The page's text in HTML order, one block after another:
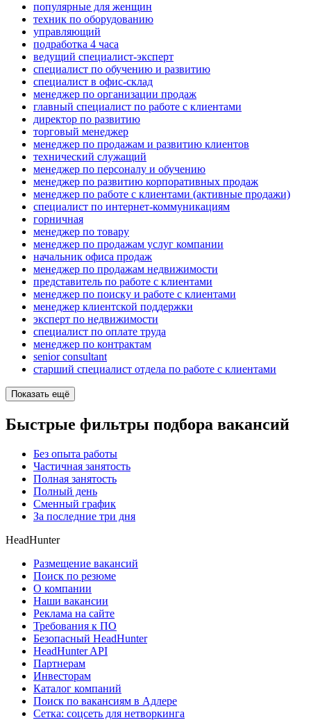
популярные для женщин
техник по оборудованию
управляющий
подработка 4 часа
ведущий специалист-эксперт
специалист по обучению и развитию
специалист в офис-склад
менеджер по организации продаж
главный специалист по работе с клиентами
директор по развитию
торговый менеджер
менеджер по продажам и развитию клиентов
технический служащий
менеджер по персоналу и обучению
менеджер по развитию корпоративных продаж
менеджер по работе с клиентами (активные продажи)
специалист по интернет-коммуникациям
горничная
менеджер по товару
менеджер по продажам услуг компании
начальник офиса продаж
менеджер по продажам недвижимости
представитель по работе с клиентами
менеджер по поиску и работе с клиентами
менеджер клиентской поддержки
эксперт по недвижимости
специалист по оплате труда
менеджер по контрактам
senior consultant
старший специалист отдела по работе с клиентами
Показать ещё
Быстрые фильтры подбора вакансий
Без опыта работы
Частичная занятость
Полная занятость
Полный день
Сменный график
За последние три дня
HeadHunter
Размещение вакансий
Поиск по резюме
О компании
Наши вакансии
Реклама на сайте
Требования к ПО
Безопасный HeadHunter
HeadHunter API
Партнерам
Инвесторам
Каталог компаний
Поиск по вакансиям в Адлере
Сетка: соцсеть для нетворкинга